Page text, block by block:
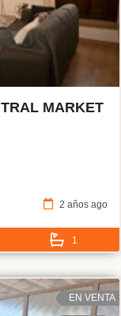
MARKET
2 años ago
1
EN VENTA